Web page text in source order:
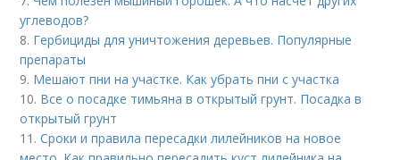
углеводов?
8. Гербициды для уничтожения деревьев. Популярные
препараты
9. Мешают пни на участке. Как убрать пни с участка
10. Все о посадке тимьяна в открытый грунт. Посадка в
открытый грунт
11.Сроки и правила пересадки лилейников на новое